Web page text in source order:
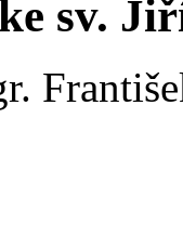
sv.